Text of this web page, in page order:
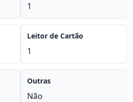
1
Leitor de Cartão
1
Outras
Não